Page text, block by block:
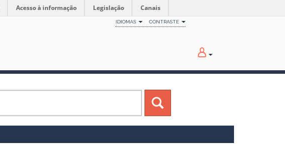
Acesso à informação Legislação Canais
IDIOMAS CONTRASTE